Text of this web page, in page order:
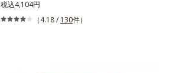
ト。みんなが目指す美しさのゴールは、透明感で
した。注目成分リポソームビタミンC配合、本来
税込4,104円
（4.18 / 130件）